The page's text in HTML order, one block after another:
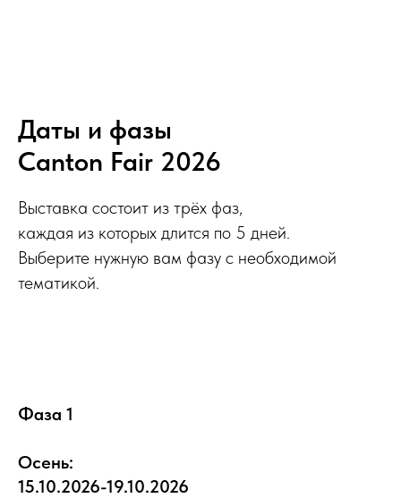
Даты и фазы
Canton Fair 2026
Выставка состоит из трёх фаз,
каждая из которых длится по 5 дней.
Выберите нужную вам фазу с необходимой
тематикой.
Фаза 1
Осень:
15.10.2026-19.10.2026